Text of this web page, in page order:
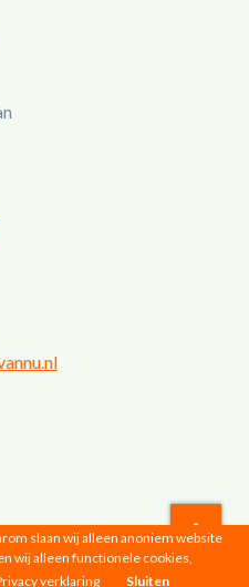
|Privacyverklaring
slaan wij alleen anoniem website
wij alleen functionele cookies,
verklaring Sluiten